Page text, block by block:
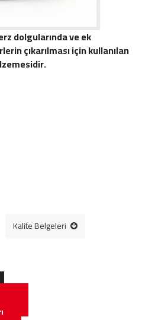
dolgularında ve ek
çıkarılması için kullanılan
Kalite Belgeleri